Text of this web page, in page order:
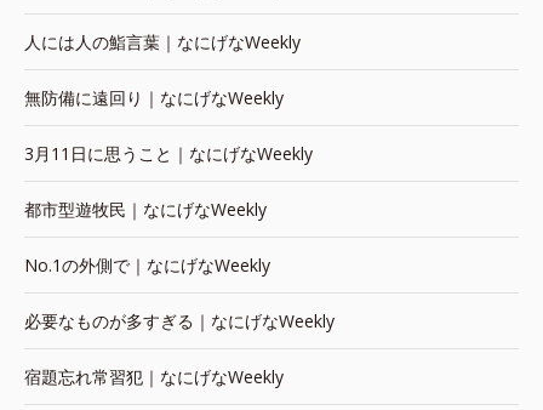
人には人の鮨言葉｜なにげなWeekly
無防備に遠回り｜なにげなWeekly
3月11日に思うこと｜なにげなWeekly
都市型遊牧民｜なにげなWeekly
No.1の外側で｜なにげなWeekly
必要なものが多すぎる｜なにげなWeekly
宿題忘れ常習犯｜なにげなWeekly